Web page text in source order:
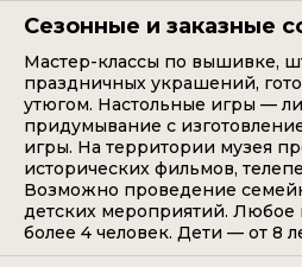
Сезонные и заказные
Мастер-классы по вышивке,
праздничных украшений,
утюгом. Настольные игры —
придумывание с
игры. На территории музея
исторических фильмов,
Возможно проведение
детских мероприятий.
более 4 человек. Дети — от 8